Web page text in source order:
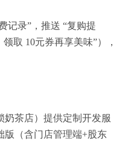
记录”，推送 “复购提
取 10元券再享美味”），
奶茶店）提供定制开发服
版（含门店管理端+股东